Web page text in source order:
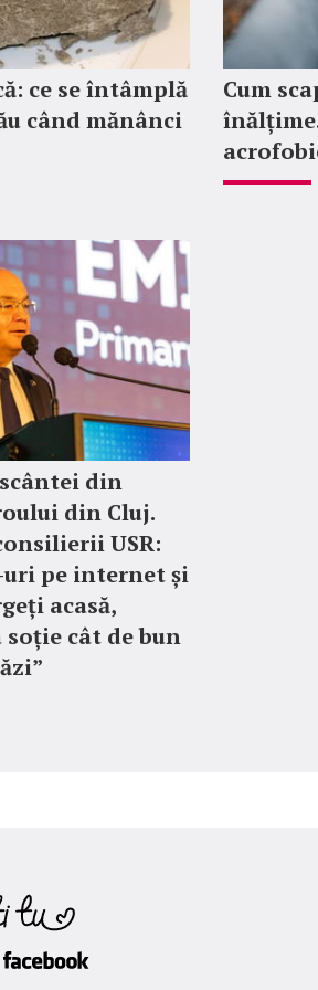
ce se întâmplă
când mănânci
Cum
din
din Cluj.
USR:
uri pe internet și
acasă,
cât de bun